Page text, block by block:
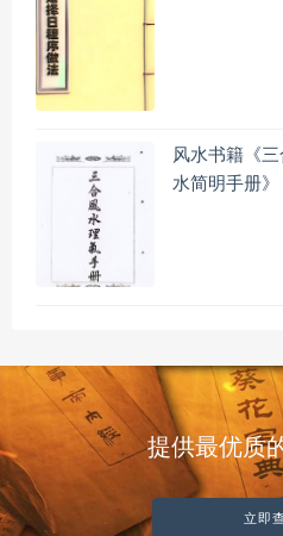
风水书籍《
水简明手册》
提供最优质
立即